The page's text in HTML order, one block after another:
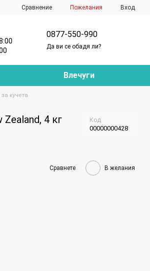
Сравнение Пожелания Вход
0877-550-990
Да ви се обадя ли?
Влечуги
кучета
4 кг Код
00000000428
Сравнете В желания